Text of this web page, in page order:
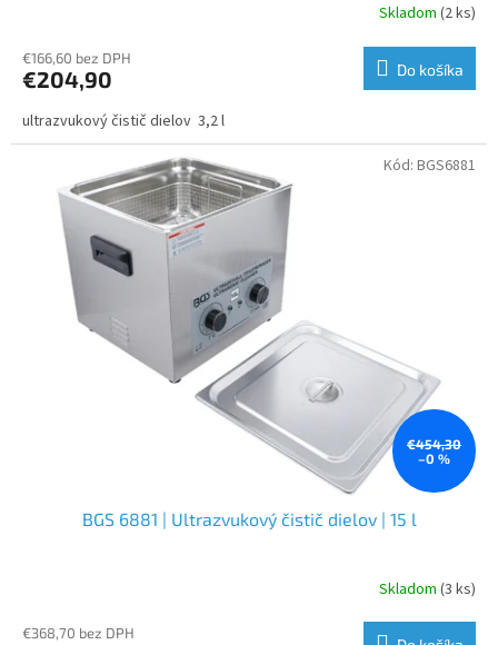
Skladom (2 ks)
€166,60 bez DPH
€204,90 Do košíka
ultrazvukový čistič dielov 3,2 l
€454,30
–0 %
BGS 6881 | Ultrazvukový čistič dielov | 15 l
Skladom (3 ks)
€368,70 bez DPH
Kód: BGS6881